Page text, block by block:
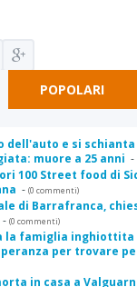
POPOLARI
dell'auto e si
muore a 25 anni -
100 Street food di
- (0 commenti)
di Barrafranca,
- (0 commenti)
la famiglia inghiottita
per trovare
in casa a